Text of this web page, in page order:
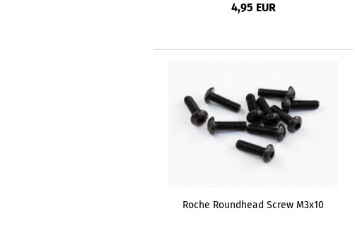
4,95 EUR
Roche Roundhead Screw M3x10